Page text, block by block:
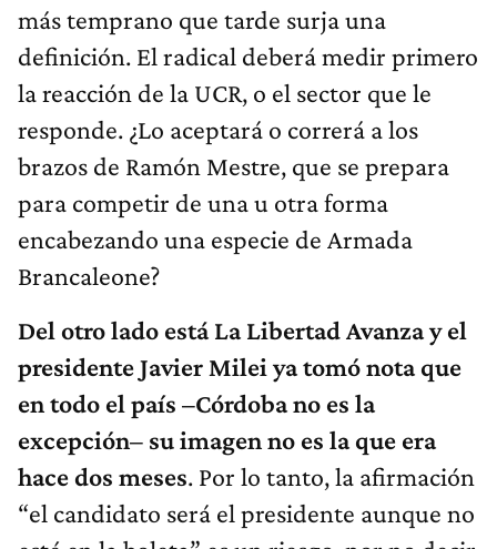
más temprano que tarde surja una
definición. El radical deberá medir primero
la reacción de la UCR, o el sector que le
responde. ¿Lo aceptará o correrá a los
brazos de Ramón Mestre, que se prepara
para competir de una u otra forma
encabezando una especie de Armada
Brancaleone?
Del otro lado está La Libertad Avanza y el
presidente Javier Milei ya tomó nota que
en todo el país –Córdoba no es la
excepción– su imagen no es la que era
hace dos meses. Por lo tanto, la afirmación
“el candidato será el presidente aunque no